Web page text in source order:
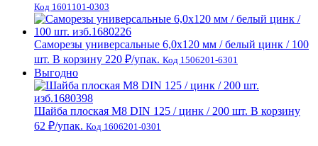
Код 1601101-0303
Саморезы универсальные 6,0х120 мм / белый цинк / 100
шт. В корзину 220 ₽/упак. Код 1506201-6301
Выгодно
Шайба плоская М8 DIN 125 / цинк / 200 шт. В корзину
62 ₽/упак. Код 1606201-0301